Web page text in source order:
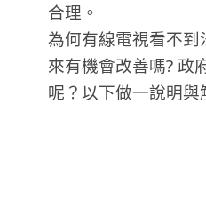
合理。
為何有線電視看不到
來有機會改善嗎? 政
呢？以下做一說明與